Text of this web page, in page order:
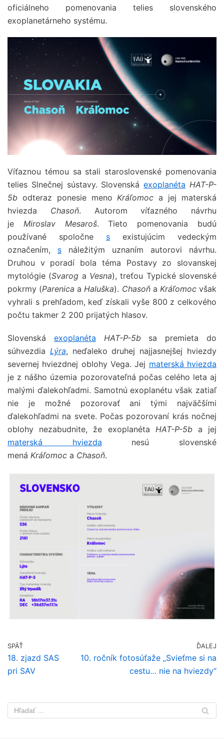
oficiálneho pomenovania telies slovenského
exoplanetárneho systému.
Víťaznou témou sa stali staroslovenské pomenovania
telies Slnečnej sústavy. Slovenskáexoplanéta HAT-P-
5b odteraz ponesie menoKráľomoc a jej materská
hviezda Chasoň. Autorom víťazného návrhu
je Miroslav Mesaroš. Tieto pomenovania budú
používané spoločne s existujúcim vedeckým
označením, s náležitým uznaním autorovi návrhu.
Druhou v poradí bola téma Postavy zo slovanskej
mytológie (Svarog a Vesna), treťou Typické slovenské
pokrmy (Parenica aHaluška). Chasoňa Kráľomocvšak
vyhrali s prehľadom, keď získali vyše 800 z celkového
počtu takmer 2 200 prijatých hlasov.
Slovenská exoplanéta HAT-P-5b sa premieta do
súhvezdia Lýra, neďaleko druhej najjasnejšej hviezdy
severnej hviezdnej oblohy Vega. Jej materská hviezda
je z nášho územia pozorovateľná počas celého leta aj
malými ďalekohľadmi. Samotnú exoplanétu však zatiaľ
nie je možné pozorovať ani tými najväčšími
ďalekohľadmi na svete. Počas pozorovaní krás nočnej
oblohy nezabudnite, že exoplanéta HAT-P-5b a jej
materská hviezda nesú slovenské
mená Kráľomoc a Chasoň.
SPÄŤ
18. zjazd SAS
pri SAV
ĎALEJ
10. ročník fotosúťaže „Svieťme si na
cestu… nie na hviezdy“